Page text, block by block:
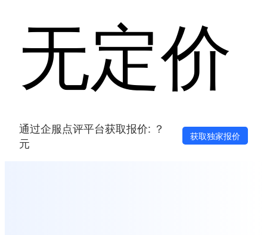
无定价
通过企服点评平台获取报价: ？
元
获取独家报价